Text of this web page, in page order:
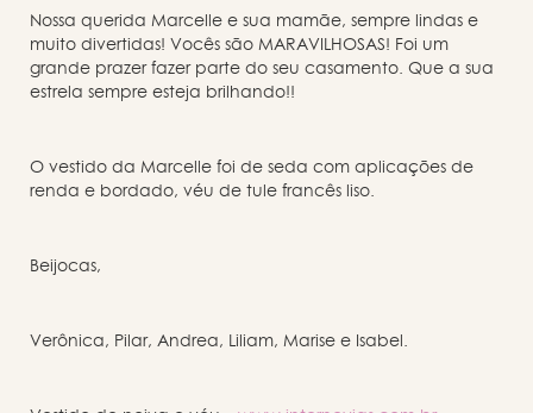
Nossa querida Marcelle e sua mamãe, sempre lindas e
muito divertidas! Vocês são MARAVILHOSAS! Foi um
grande prazer fazer parte do seu casamento. Que a sua
estrela sempre esteja brilhando!!
O vestido da Marcelle foi de seda com aplicações de
renda e bordado, véu de tule francês liso.
Beijocas,
Verônica, Pilar, Andrea, Liliam, Marise e Isabel.